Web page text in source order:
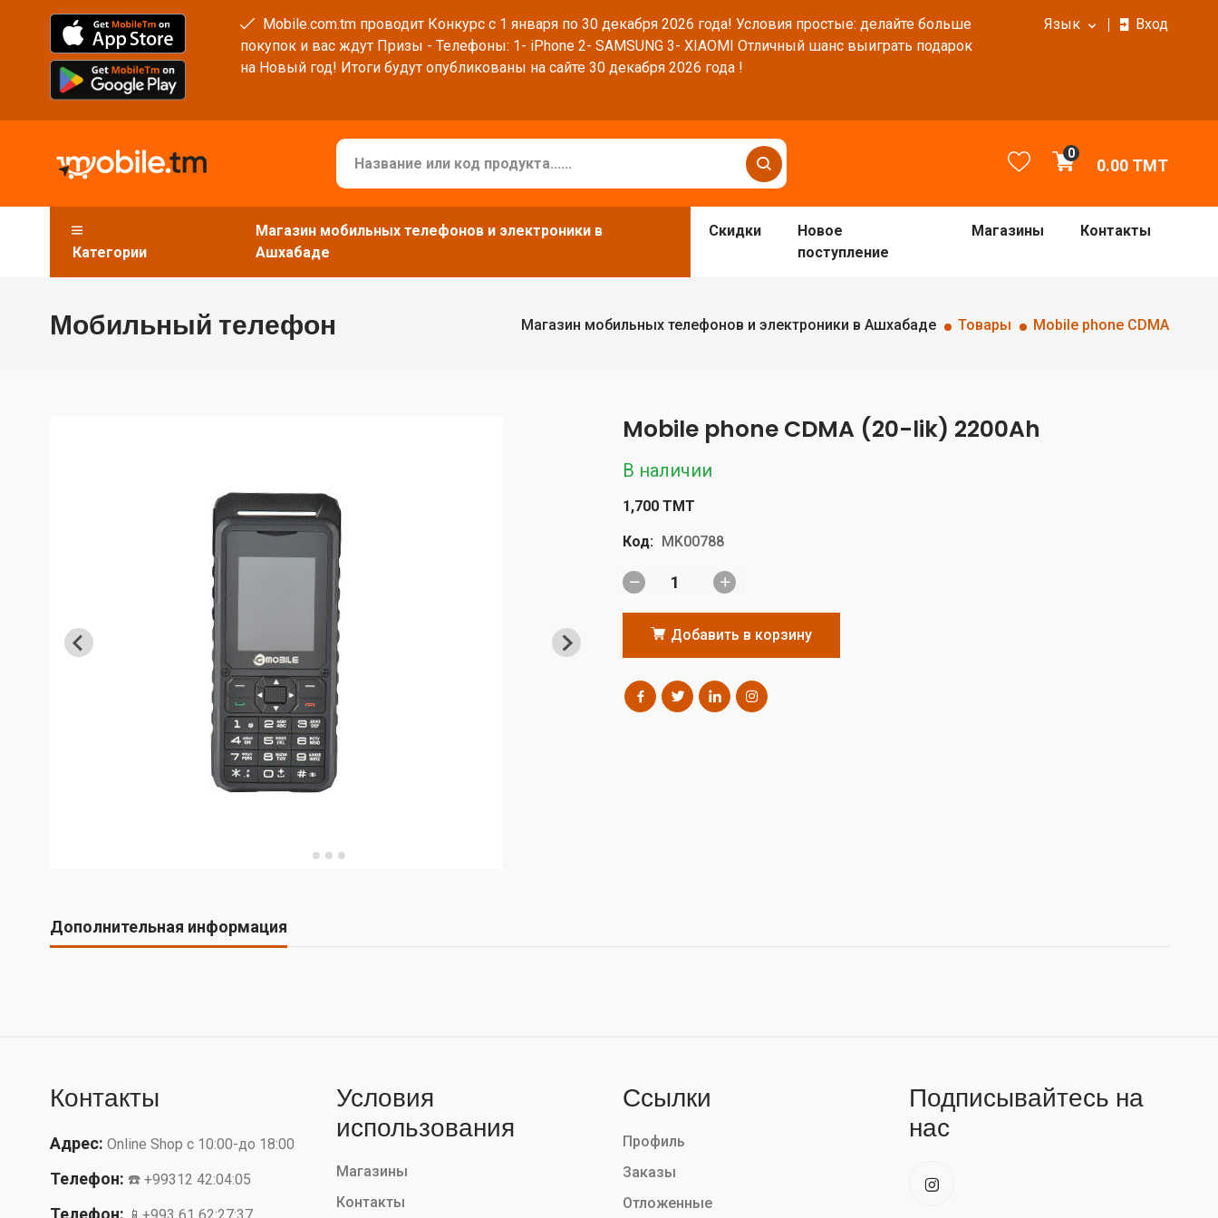
Mobile.com.tm проводит Конкурс с 1 января по 30 декабря 2026 года! Условия простые: делайте больше
покупок и вас ждут Призы - Телефоны: 1- iPhone 2- SAMSUNG 3- XIAOMI Отличный шанс выиграть подарок
на Новый год! Итоги будут опубликованы на сайте 30 декабря 2026 года !
Язык Вход
0
0.00 TMT
Категории
Магазин мобильных телефонов и электроники в
Ашхабаде
Скидки
Новое
поступление
Магазины Контакты
Мобильный телефон Магазин мобильных телефонов и электроники в Ашхабаде Товары Mobile phone CDMA
Mobile phone CDMA (20-lik) 2200Ah
В наличии
1,700 TMT
Код: MK00788
Добавить в корзину
Дополнительная информация
Контакты
Адрес: Online Shop с 10:00-до 18:00
Телефон: ☎️ +99312 42:04:05
Условия
использования
Магазины
Контакты
Ссылки
Профиль
Заказы
Отложенные
Подписывайтесь на
нас